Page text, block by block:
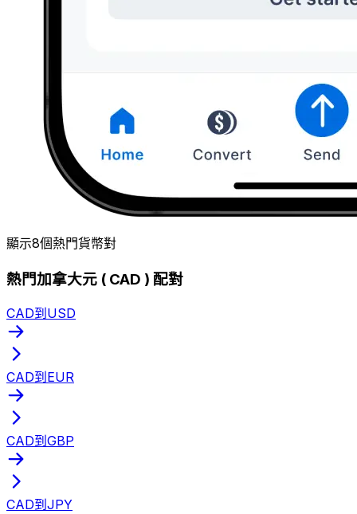
顯示8個熱門貨幣對
熱門加拿大元 ( CAD ) 配對
CAD到USD
CAD到EUR
CAD到GBP
CAD到JPY